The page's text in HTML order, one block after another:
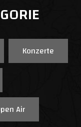
Konzerte
Air